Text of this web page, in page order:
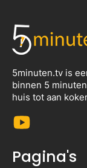
5minuten.tv is
binnen 5
huis tot aan
Pagina's